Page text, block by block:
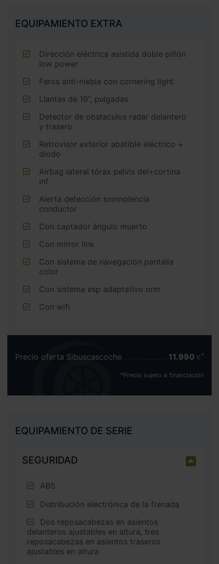
EQUIPAMIENTO EXTRA
Dirección eléctrica asistida doble piñón
low power
Faros anti-niebla con cornering light
Llantas de 19”, pulgadas
Detector de obstaculos radar delantero
y trasero
Retrovisor exterior abatible eléctrico +
diodo
Airbag lateral tórax pelvis del+cortina
inf
Alerta detección somnolencia
conductor
Con captador ángulo muerto
Con mirror link
Con sistema de navegacion pantalla
color
Con sistema esp adaptativo orm
Con wifi
Precio oferta Sibuscascoche 11.990 €
*Precio sujeto a financiación
EQUIPAMIENTO DE SERIE
SEGURIDAD
ABS
Distribución electrónica de la frenada
delanteros ajustables en altura, tres
reposacabezas en asientos traseros
ajustables en altura